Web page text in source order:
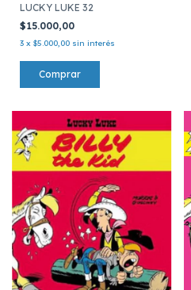
LUCKY LUKE 32
$15.000,00
3 x $5.000,00 sin interés